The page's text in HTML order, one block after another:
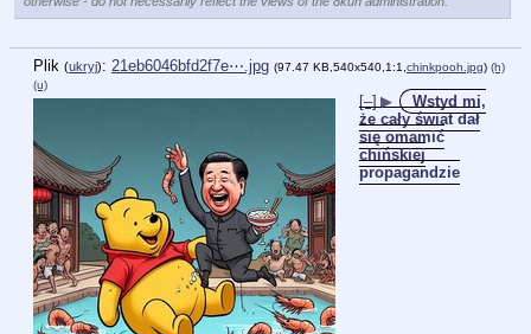
Plik (ukryj): 21eb6046bfd2f7e⋯.jpg (97.47 KB,540x540,1:1, chinkpooh.jpg) (h)
(u)
[–] ▶
Wstyd mi,
że cały świat dał
się omamić
chińskiej
propagandzie